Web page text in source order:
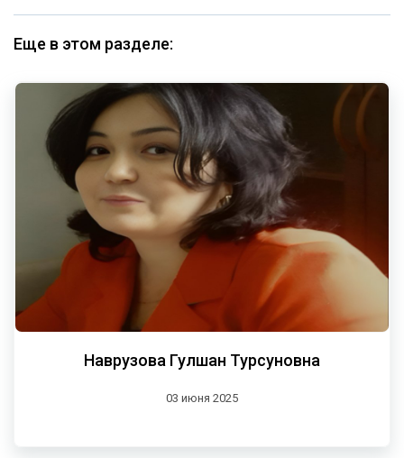
Еще в этом разделе:
Наврузова Гулшан Турсуновна
03 июня 2025